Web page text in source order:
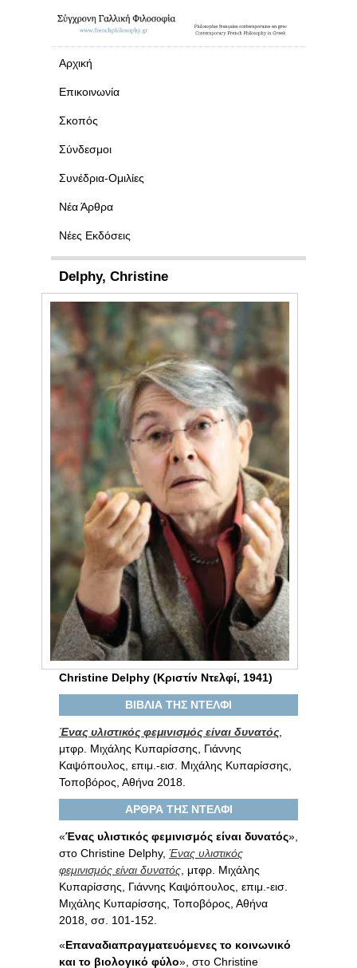
Αρχική
Επικοινωνία
Σκοπός
Σύνδεσμοι
Συνέδρια-Ομιλίες
Νέα Άρθρα
Νέες Εκδόσεις
Delphy, Christine
Christine Delphy (Κριστίν Ντελφί, 1941)
ΒΙΒΛΙΑ ΤΗΣ ΝΤΕΛΦΙ
Ένας υλιστικός φεμινισμός είναι δυνατός
μτφρ. Μιχάλης Κυπαρίσσης, Γιάννης
Καψόπουλος, επιμ.-εισ. Μιχάλης Κυπαρίσσης,
Τοποβόρος, Αθήνα 2018.
ΑΡΘΡΑ ΤΗΣ ΝΤΕΛΦΙ
«Ένας υλιστικός φεμινισμός είναι δυνατός»,
στο Christine Delphy, Ένας υλιστικός
φεμινισμός είναι δυνατός , μτφρ. Μιχάλης
Κυπαρίσσης, Γιάννης Καψόπουλος, επιμ.-εισ.
Μιχάλης Κυπαρίσσης, Τοποβόρος, Αθήνα
2018, σσ. 101-152.
«Επαναδιαπραγματευόμενες το κοινωνικό
και το βιολογικό φύλο», στο Christine